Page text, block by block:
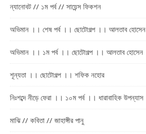
ন্যানোবট // ১ম পর্ব // সায়েন্স ফিকশন
অভিমান ।। শেষ পর্ব ।। ছোটোগল্প ।। আলতাব হোসেন
অভিমান ।। ১ম পর্ব ।। ছোটোগল্প ।। আলতাব হোসেন
শূন্যতা ।। ছোটোগল্প ।। শফিক নহোর
নিঃশব্দে নীড়ে ফেরা ।। ১০ম পর্ব ।। ধারাবাহিক
মাঝি // কবিতা // জাহাঙ্গীর পানু